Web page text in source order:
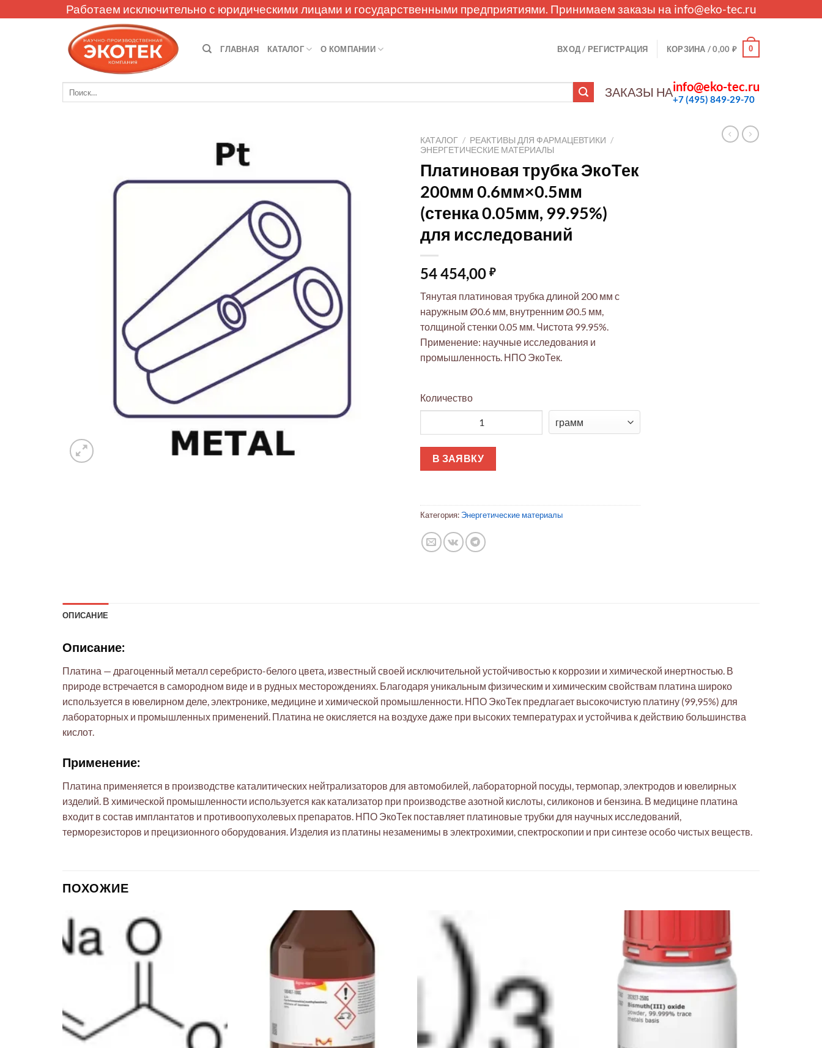
to
Работаем исключительно с юридическими лицами и государственными предприятиями. Принимаем заказы на info@eko-tec.ru
ГЛАВНАЯ КАТАЛОГ О КОМПАНИИ ВХОД / РЕГИСТРАЦИЯ КОРЗИНА /0,00 ₽ 0
ЗАКАЗЫ НАinfo@eko-tec.ru
+7 (495) 849-29-70
КАТАЛОГ / РЕАКТИВЫ ДЛЯ ФАРМАЦЕВТИКИ /
ЭНЕРГЕТИЧЕСКИЕ МАТЕРИАЛЫ
Платиновая трубка ЭкоТек
200мм 0.6мм×0.5мм
(стенка 0.05мм, 99.95%)
для исследований
54 454,00 ₽
Тянутая платиновая трубка длиной 200 мм с
наружным Ø0.6 мм, внутренним Ø0.5 мм,
толщиной стенки 0.05 мм. Чистота 99.95%.
Применение: научные исследования и
промышленность. НПО ЭкоТек.
Количество
В ЗАЯВКУ
Категория: Энергетические материалы
ОПИСАНИЕ
Описание:
Платина — драгоценный металл серебристо-белого цвета, известный своей исключительной устойчивостью к коррозии и химической инертностью. В
природе встречается в самородном виде и в рудных месторождениях. Благодаря уникальным физическим и химическим свойствам платина широко
используется в ювелирном деле, электронике, медицине и химической промышленности. НПО ЭкоТек предлагает высокочистую платину (99,95%) для
лабораторных и промышленных применений. Платина не окисляется на воздухе даже при высоких температурах и устойчива к действию большинства
кислот.
Применение:
Платина применяется в производстве каталитических нейтрализаторов для автомобилей, лабораторной посуды, термопар, электродов и ювелирных
изделий. В химической промышленности используется как катализатор при производстве азотной кислоты, силиконов и бензина. В медицине платина
входит в состав имплантатов и противоопухолевых препаратов. НПО ЭкоТек поставляет платиновые трубки для научных исследований,
терморезисторов и прецизионного оборудования. Изделия из платины незаменимы в электрохимии, спектроскопии и при синтезе особо чистых веществ.
ПОХОЖИЕ